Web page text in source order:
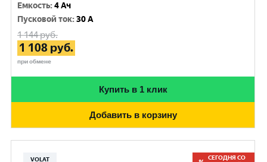
Емкость:4 Ач
Пусковой ток:30 A
1 144руб.
1 108 руб.
при обмене
Купить в 1 клик
Добавить в корзину
VOLAT
СЕГОДНЯ СО